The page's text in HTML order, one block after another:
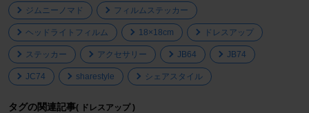
ジムニーノマド フィルムステッカー
ヘッドライトフィルム 18×18cm ドレスアップ
ステッカー アクセサリー JB64 JB74
JC74 sharestyle シェアスタイル
タグの関連記事( ドレスアップ )